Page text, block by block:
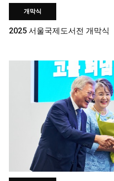
개막식
2025 서울국제도서전 개막식